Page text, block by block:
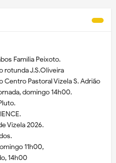
Família Peixoto.
rotunda J.S.Oliveira
Pastoral Vizela S. Adrião
domingo 14h00.
Vizela 2026.
11h00,
14h00